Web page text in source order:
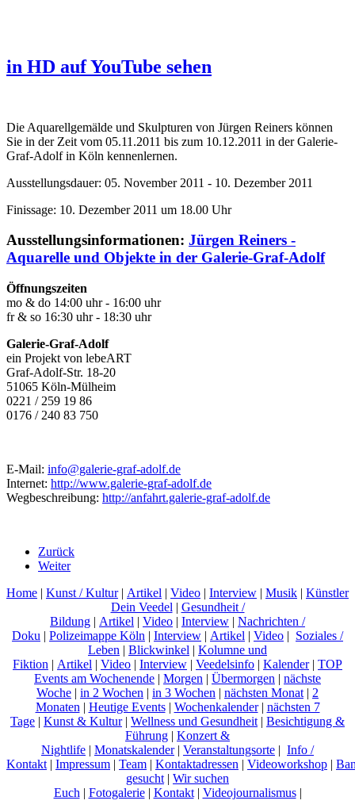
in HD auf YouTube sehen
Die Aquarellgemälde und Skulpturen von Jürgen Reiners können
Sie in der Zeit vom 05.11.2011 bis zum 10.12.2011 in der Galerie-
Graf-Adolf in Köln kennenlernen.
Ausstellungsdauer: 05. November 2011 - 10. Dezember 2011
Finissage: 10. Dezember 2011 um 18.00 Uhr
Ausstellungsinformationen: Jürgen Reiners -
Aquarelle und Objekte in der Galerie-Graf-Adolf
Öffnungszeiten
mo & do 14:00 uhr - 16:00 uhr
fr & so 16:30 uhr - 18:30 uhr
Galerie-Graf-Adolf
ein Projekt von lebeART
Graf-Adolf-Str. 18-20
51065 Köln-Mülheim
0221 / 259 19 86
0176 / 240 83 750
E-Mail: info@galerie-graf-adolf.de
Internet: http://www.galerie-graf-adolf.de
Wegbeschreibung: http://anfahrt.galerie-graf-adolf.de
Zurück
Weiter
Home | Kunst / Kultur| Artikel | Video | Interview | Musik | Künstler
Dein Veedel | Gesundheit /
Bildung | Artikel | Video | Interview | Nachrichten /
Doku | Polizeimappe Köln | Interview | Artikel | Video | Soziales /
Leben | Blickwinkel | Kolumne und
Fiktion | Artikel | Video | Interview | Veedelsinfo | Kalender| TOP
Events am Wochenende | Morgen | Übermorgen | nächste
Woche | in 2 Wochen | in 3 Wochen | nächsten Monat | 2
Monaten | Heutige Events| Wochenkalender| nächsten 7
Tage | Kunst & Kultur| Wellness und Gesundheit | Besichtigung &
Führung | Konzert &
Nightlife | Monatskalender| Veranstaltungsorte | Info /
Kontakt | Impressum | Team | Kontaktadressen | Videoworkshop |
gesucht | Wir suchen
Euch | Fotogalerie| Kontakt| Videojournalismus|